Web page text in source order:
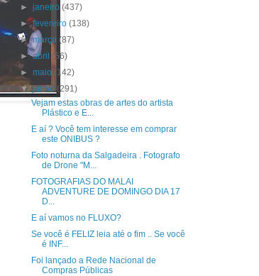
►janeiro(437)
►fevereiro(138)
►março (87)
►abril (56)
► maio (142)
▼ junho(291)
Vejam estas obras de artes do artista
Plástico e E...
E aí ? Você tem interesse em comprar
este ONIBUS ?
Foto noturna da Salgadeira . Fotografo
de Drone "M...
FOTOGRAFIAS DO MALAI
ADVENTURE DE DOMINGO DIA 17
D...
E aí vamos no FLUXO?
Se você é FELIZ leia até o fim .. Se você
é INF...
Foi lançado a Rede Nacional de
Compras Públicas